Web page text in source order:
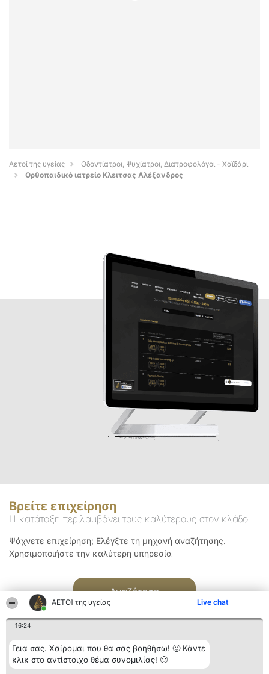
ΑΕΤΟΊ της υγείας Live chat
16:24
Γεια σας. Χαίρομαι που θα σας βοηθήσω! 🙂 Κάντε
κλικ στο αντίστοιχο θέμα συνομιλίας! 🙂
Αετοί της υγείας
Οδοντίατροι, Ψυχίατροι, Διατροφολόγοι - Χαϊδάρι
Ορθοπαιδικό ιατρείο Κλειτσας Αλέξανδρος
Βρείτε επιχείρηση
Η κατάταξη περιλαμβάνει τους καλύτερους στον κλάδο
Ψάχνετε επιχείρηση; Ελέγξτε τη μηχανή αναζήτησης.
Χρησιμοποιήστε την καλύτερη υπηρεσία
Αναζήτηση